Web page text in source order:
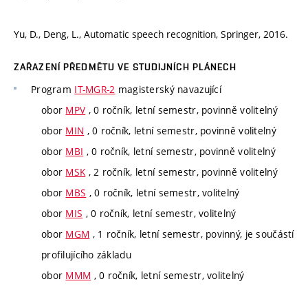
Yu, D., Deng, L., Automatic speech recognition, Springer, 2016.
ZAŘAZENÍ PŘEDMĚTU VE STUDIJNÍCH PLÁNECH
Program IT-MGR-2 magisterský navazující
obor MPV , 0 ročník, letní semestr, povinně volitelný
obor MIN , 0 ročník, letní semestr, povinně volitelný
obor MBI , 0 ročník, letní semestr, povinně volitelný
obor MSK , 2 ročník, letní semestr, povinně volitelný
obor MBS , 0 ročník, letní semestr, volitelný
obor MIS , 0 ročník, letní semestr, volitelný
obor MGM , 1 ročník, letní semestr, povinný, je součástí
profilujícího základu
obor MMM , 0 ročník, letní semestr, volitelný